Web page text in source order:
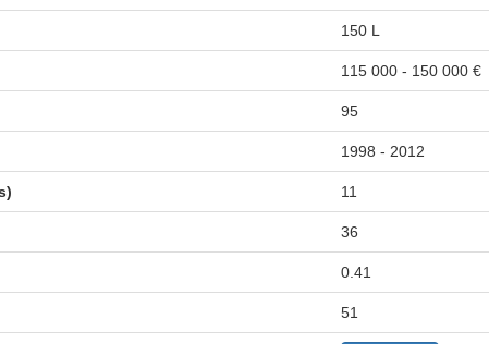
150 L
115 000 - 150 000 €
95
1998 - 2012
11
36
0.41
51